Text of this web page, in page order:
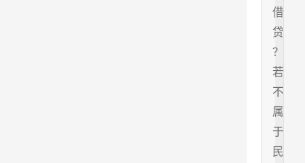
借
贷
？
若
不
属
于
民